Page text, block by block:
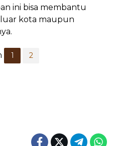
ini bisa membantu
kota maupun
1 2